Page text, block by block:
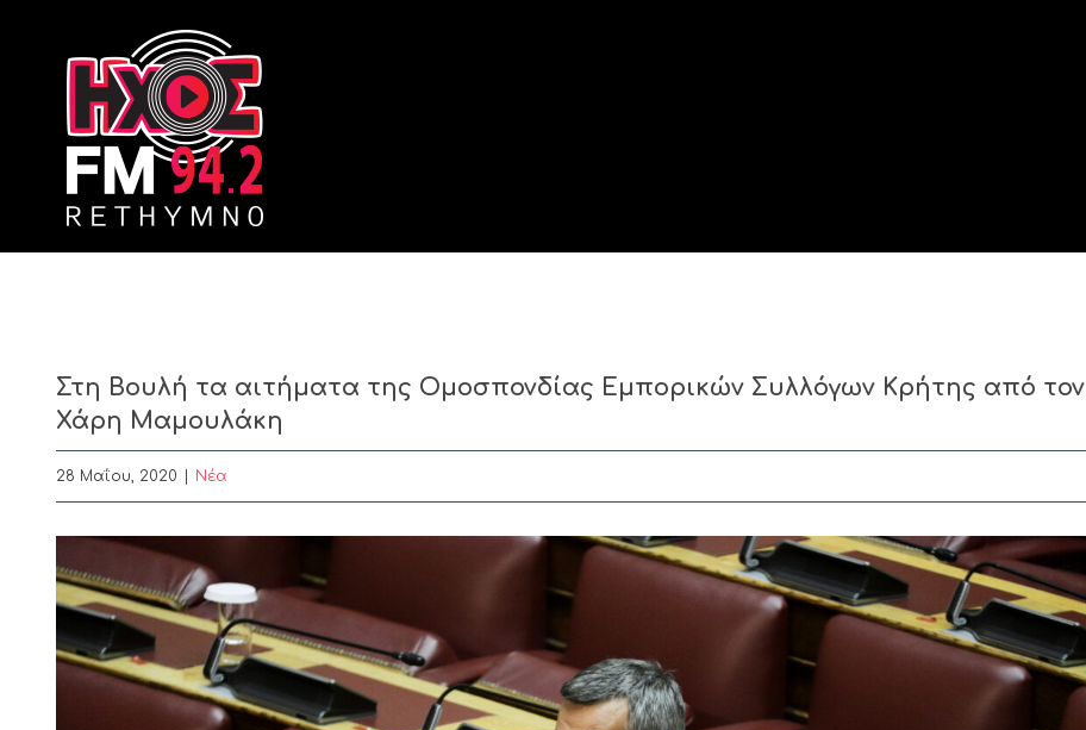
Στη Βουλή τα αιτήματα της Ομοσπονδίας Εμπορικών Συλλόγων Κρήτης από τον
Χάρη Μαμουλάκη
28 Μαΐου, 2020 Nέα
Larger
Image